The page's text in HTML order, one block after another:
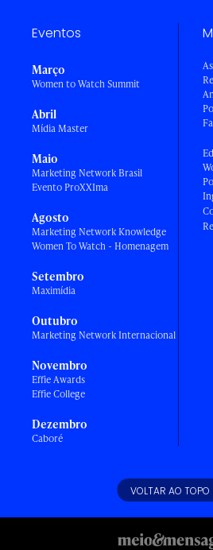
Eventos
Março
Women to Watch Summit
Abril
Mídia Master
Maio
Marketing Network Brasil
Evento ProXXIma
Agosto
Marketing Network Knowledge
Women To Watch - Homenagem
Setembro
Maximídia
Outubro
Marketing Network Internacional
Novembro
Effie Awards
Effie College
Dezembro
Caboré
VOLTAR AO TOPO